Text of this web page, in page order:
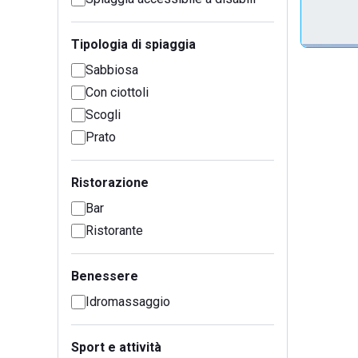
Tipologia di spiaggia
Sabbiosa
Con ciottoli
Scogli
Prato
Ristorazione
Bar
Ristorante
Benessere
Idromassaggio
Sport e attività